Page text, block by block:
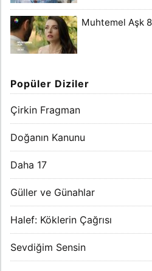
Muhtemel Aşk
Popüler Diziler
Çirkin Fragman
Doğanın Kanunu
Daha 17
Güller ve Günahlar
Halef: Köklerin Çağrısı
Sevdiğim Sensin